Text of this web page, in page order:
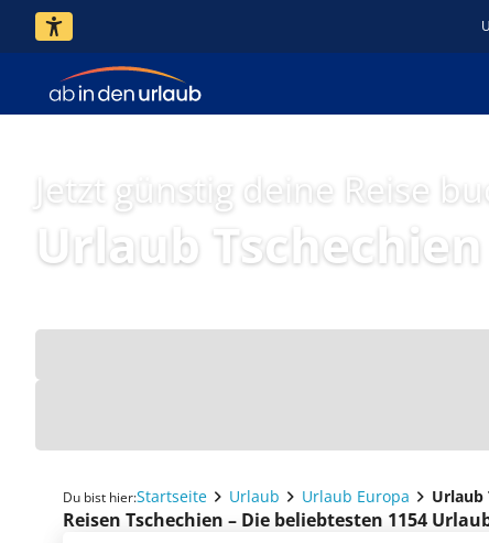
Jetzt günstig deine Reise
Urlaub Tschechien
Du bist hier:Startseite Urlaub Urlaub Europa Urlaub
Reisen Tschechien – Die beliebtesten 1154